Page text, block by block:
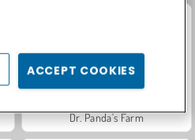
Dr. Panda's Farm
ACCEPT COOKIES